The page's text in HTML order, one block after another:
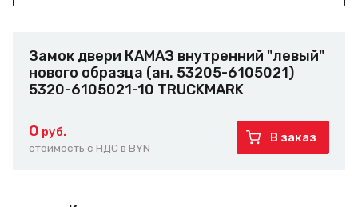
Замок двери КАМАЗ внутренний "левый"
нового образца (ан. 53205-6105021)
5320-6105021-10 TRUCKMARK
0 руб.
стоимость с НДС в BYN
В заказ